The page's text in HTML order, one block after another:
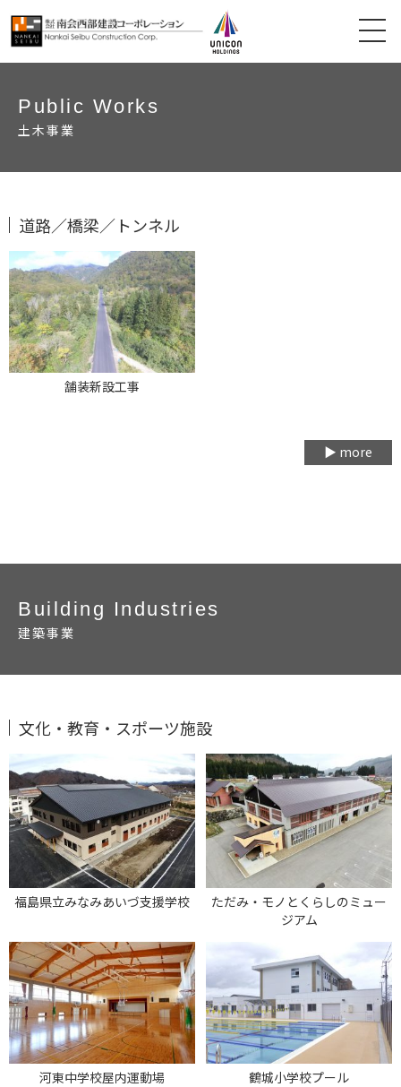
Public Works
土木事業
道路／橋梁／トンネル
舗装新設工事
▶ more
Building Industries
建築事業
文化・教育・スポーツ施設
福島県立みなみあいづ支援学校
ただみ・モノとくらしのミュー
ジアム
河東中学校屋内運動場 鶴城小学校プール